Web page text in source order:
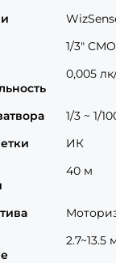
1/3"
0,005
1/3 ~ 1/
ИК
40 м
2.7~13.5